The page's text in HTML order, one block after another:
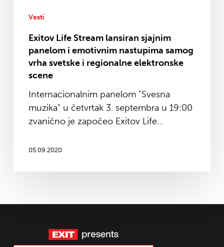
nastupima
samog
svetske
scene
Vesti
Exitov Life Stream lansiran sjajnim
panelom i emotivnim nastupima samog
vrha svetske i regionalne elektronske
scene
Internacionalnim panelom "Svesna
muzika" u četvrtak 3. septembra u 19:00
zvanično je započeo Exitov Life…
05.09.2020